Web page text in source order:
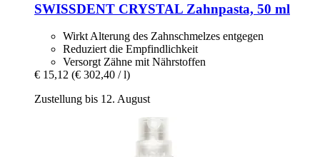
SWISSDENT CRYSTAL Zahnpasta, 50 ml
Wirkt Alterung des Zahnschmelzes entgegen
Reduziert die Empfindlichkeit
Versorgt Zähne mit Nährstoffen
€ 15,12 (€ 302,40 / l)
Zustellung bis 12. August